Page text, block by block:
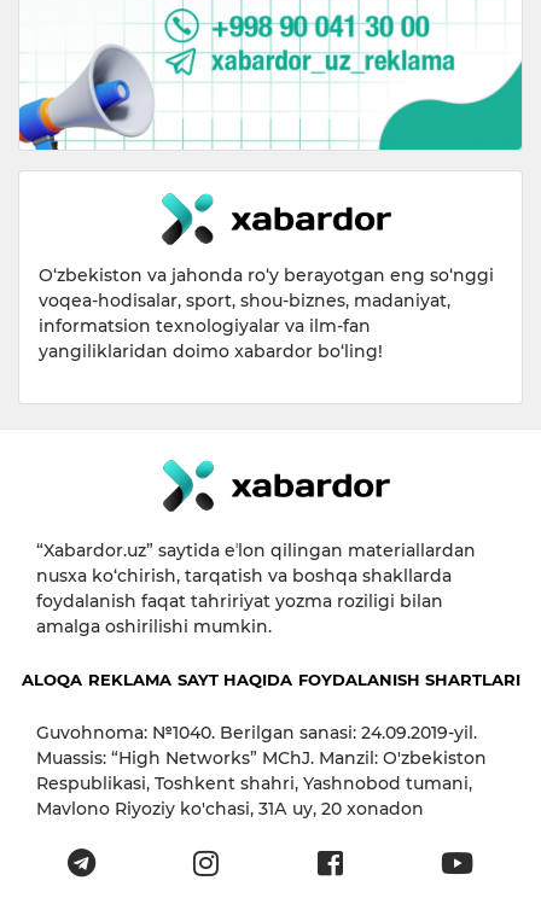
O‘zbekiston va jahonda ro‘y berayotgan eng so‘nggi
voqea-hodisalar, sport, shou-biznes, madaniyat,
informatsion texnologiyalar va ilm-fan
yangiliklaridan doimo xabardor bo‘ling!
“Xabardor.uz” saytida eʼlon qilingan materiallardan
nusxa ko‘chirish, tarqatish va boshqa shakllarda
foydalanish faqat tahririyat yozma roziligi bilan
amalga oshirilishi mumkin.
ALOQA REKLAMA SAYT HAQIDA FOYDALANISH SHARTLARI
Guvohnoma: №1040. Berilgan sanasi: 24.09.2019-yil.
Muassis: “High Networks” MChJ. Manzil: O'zbekiston
Respublikasi, Toshkent shahri, Yashnobod tumani,
Mavlono Riyoziy ko'chasi, 31А uy, 20 xonadon